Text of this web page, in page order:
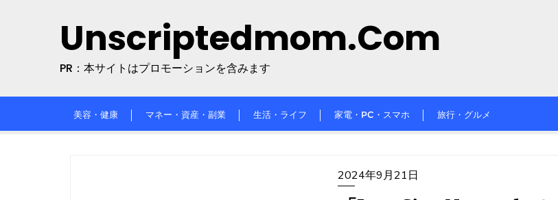
Unscriptedmom.com
PR：本サイトはプロモーションを含みます
美容・健康 マネー・資産・副業 生活・ライフ 家電・PC・スマホ 旅行・グルメ
2024年9月21日